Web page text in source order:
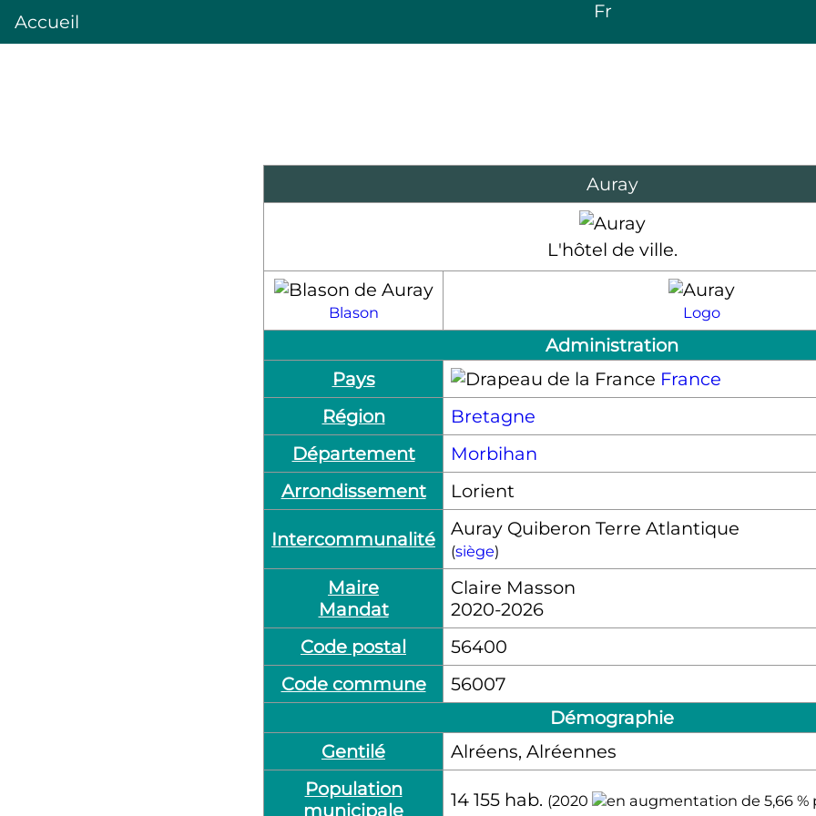
Accueil Fr
Auray
L'hôtel de ville.
Blason Logo
Administration
Pays
France
Région
Bretagne
Département
Morbihan
Arrondissement
Lorient
Intercommunalité Auray Quiberon Terre Atlantique
(siège)
Maire
Mandat
Claire Masson
2020-2026
Code postal
56400
Code commune
56007
Démographie
Gentilé
Alréens, Alréennes
Population
municipale
14 155 hab. (2020